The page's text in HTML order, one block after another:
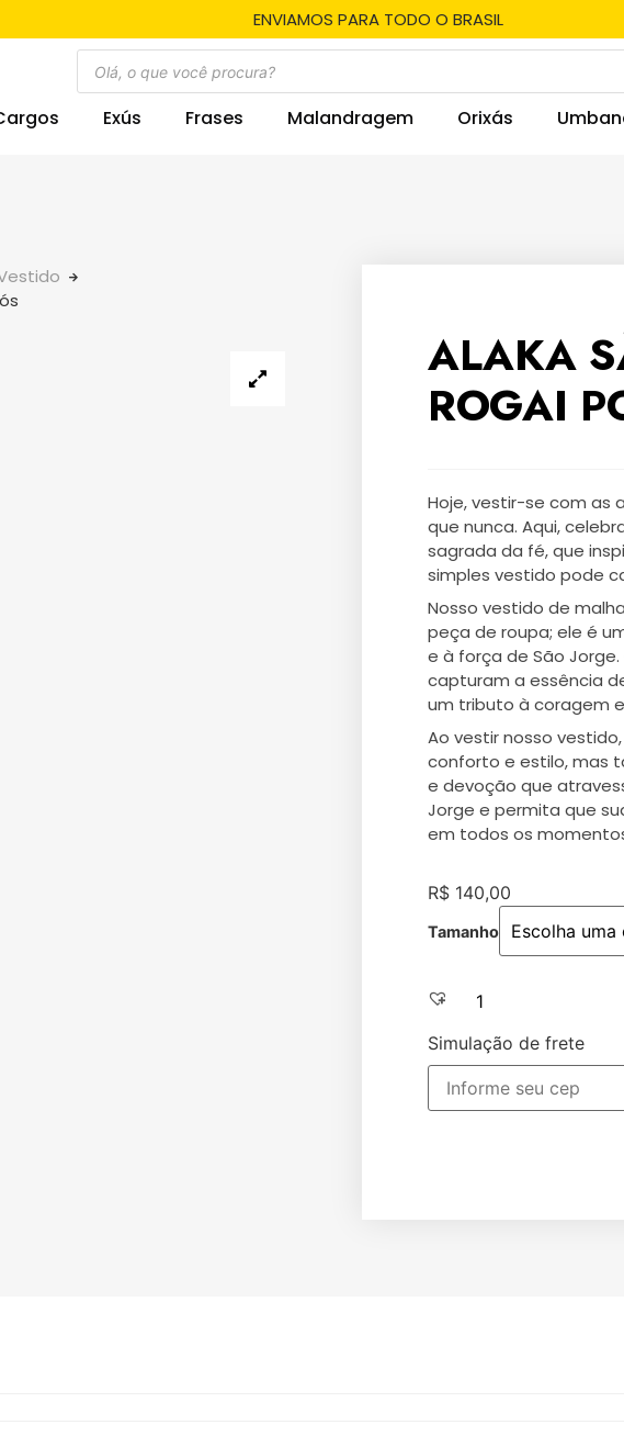
ENVIAMOS PARA TODO O BRASIL
Exús Frases Malandragem Orixás
ALAKA
ROGAI
Hoje, vestir-se com as
que nunca. Aqui,
sagrada da fé, que
simples vestido pode
Nosso vestido de
peça de roupa; ele é
e à força de São
capturam a essência
um tributo à coragem
Ao vestir nosso
conforto e estilo, mas
e devoção que
Jorge e permita que
em todos os
R$ 140,00
Tamanho
Simulação de frete